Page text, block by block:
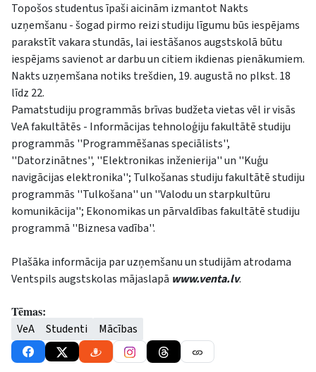
Topošos studentus īpaši aicinām izmantot Nakts
uzņemšanu - šogad pirmo reizi studiju līgumu būs iespējams
parakstīt vakara stundās, lai iestāšanos augstskolā būtu
iespējams savienot ar darbu un citiem ikdienas pienākumiem.
Nakts uzņemšana notiks trešdien, 19. augustā no plkst. 18
līdz 22.
Pamatstudiju programmās brīvas budžeta vietas vēl ir visās
VeA fakultātēs - Informācijas tehnoloģiju fakultātē studiju
programmās ''Programmēšanas speciālists'',
''Datorzinātnes'', ''Elektronikas inženierija'' un ''Kuģu
navigācijas elektronika''; Tulkošanas studiju fakultātē studiju
programmās ''Tulkošana'' un ''Valodu un starpkultūru
komunikācija''; Ekonomikas un pārvaldības fakultātē studiju
programmā ''Biznesa vadība''.
Plašāka informācija par uzņemšanu un studijām atrodama
Ventspils augstskolas mājaslapā www.venta.lv.
Tēmas:
VeA Studenti Mācības